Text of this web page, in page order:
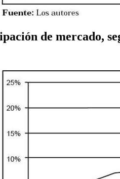
de mercado,